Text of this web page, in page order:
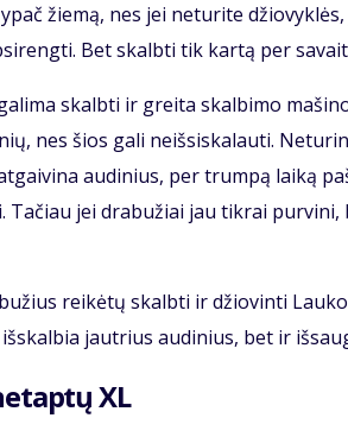
žiemą, nes jei neturite
Bet skalbti tik kartą per
skalbti ir greita skalbimo
nes šios gali neišsiskalauti.
audinius, per trumpą laiką
Tačiau jei drabužiai jau tikrai
reikėtų skalbti ir džiovinti
jautrius audinius, bet ir
XL